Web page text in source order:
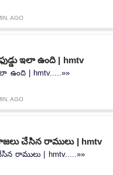
AGO
ఇలా ఉంది | hmtv
ఉంది | hmtv.....»»
AGO
చేసిన రాములు | hmtv
రాములు | hmtv.....»»